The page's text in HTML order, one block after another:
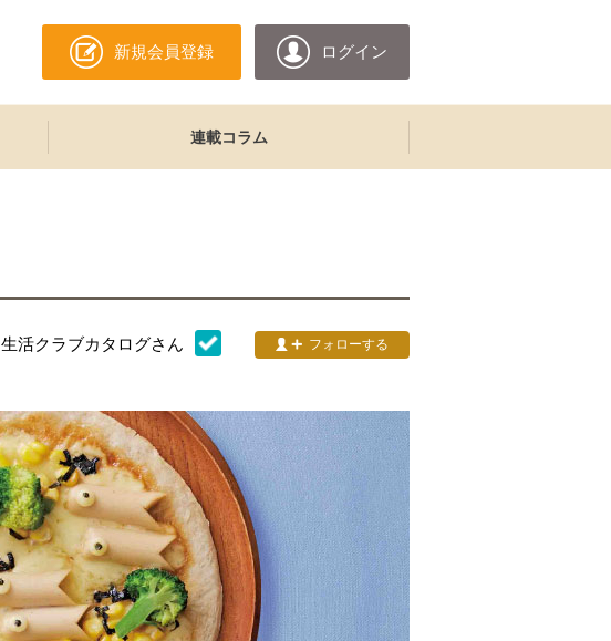
新規会員登録 ログイン
連載コラム
生活クラブカタログさん フォローする